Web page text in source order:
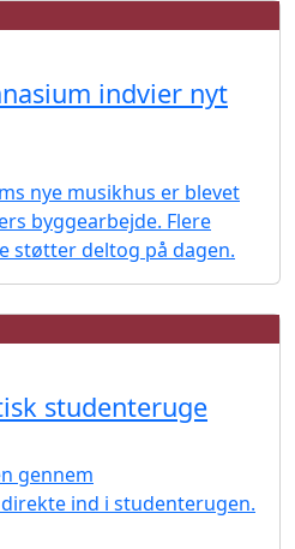
indvier nyt
nye musikhus er blevet
byggearbejde. Flere
støtter deltog på dagen.
studenteruge
gennem
ind i studenterugen.